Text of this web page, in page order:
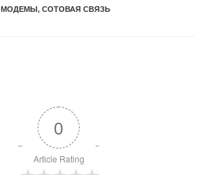
МОДЕМЫ, СОТОВАЯ СВЯЗЬ
0
Article Rating